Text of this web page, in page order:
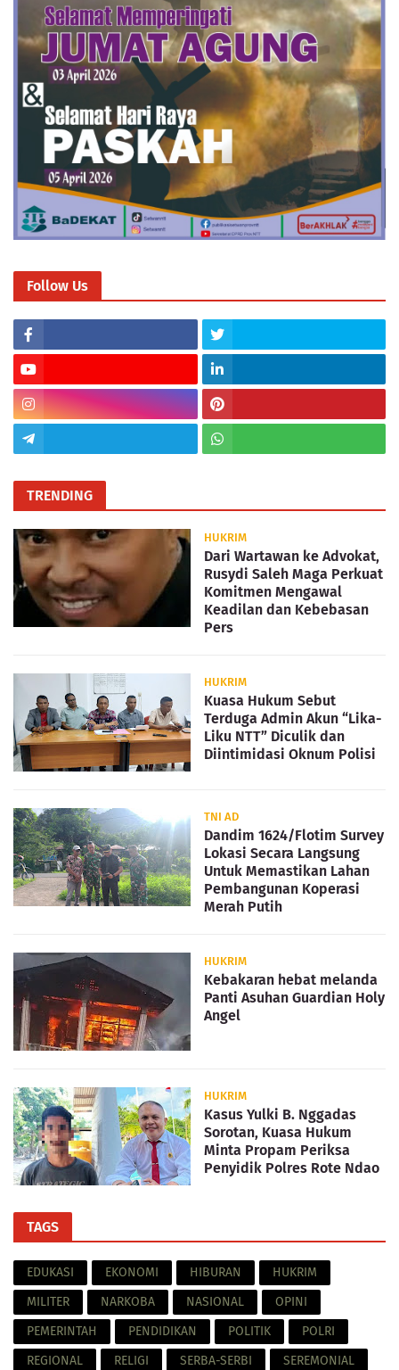
Follow Us
TRENDING
HUKRIM
Dari Wartawan ke Advokat,
Rusydi Saleh Maga Perkuat
Komitmen Mengawal
Keadilan dan Kebebasan
Pers
HUKRIM
Kuasa Hukum Sebut
Terduga Admin Akun “Lika-
Liku NTT” Diculik dan
Diintimidasi Oknum Polisi
TNI AD
Dandim 1624/Flotim Survey
Lokasi Secara Langsung
Untuk Memastikan Lahan
Pembangunan Koperasi
Merah Putih
HUKRIM
Kebakaran hebat melanda
Panti Asuhan Guardian Holy
Angel
HUKRIM
Kasus Yulki B. Nggadas
Sorotan, Kuasa Hukum
Minta Propam Periksa
Penyidik Polres Rote Ndao
TAGS
EDUKASI EKONOMI HIBURAN
HUKRIM
MILITER
NARKOBA NASIONAL
OPINI
PEMERINTAH
PENDIDIKAN POLITIK
POLRI
REGIONAL
RELIGI SERBA-SERBI SEREMONIAL